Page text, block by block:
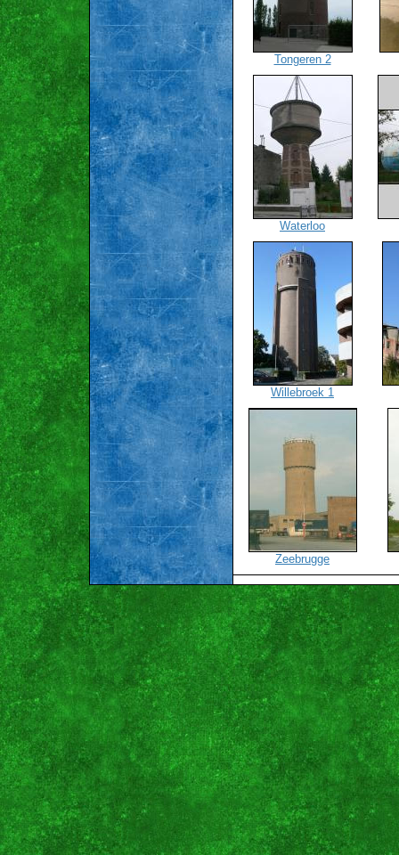
Tongeren 2
Waterloo
Willebroek 1
Zeebrugge